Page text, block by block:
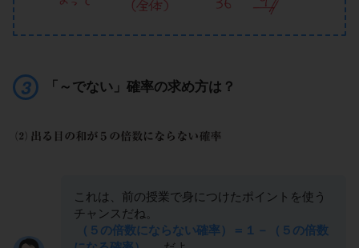
「～でない」確率の求め方は？
これは、前の授業で身につけたポイントを使う
チャンスだね。
（５の倍数にならない確率）＝１－（５の倍数